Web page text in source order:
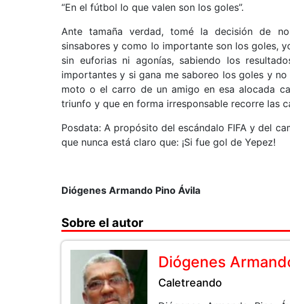
“En el fútbol lo que valen son los goles”.
Ante tamaña verdad, tomé la decisión de
sinsabores y como lo importante son los goles,
sin euforias ni agonías, sabiendo los
importantes y si gana me saboreo los goles y
moto o el carro de un amigo en esa alocada
triunfo y que en forma irresponsable recorre las
Posdata: A propósito del escándalo FIFA y del
que nunca está claro que: ¡Si fue gol de Yepez!
Diógenes Armando Pino Ávila
Sobre el autor
Diógenes
Caletreando